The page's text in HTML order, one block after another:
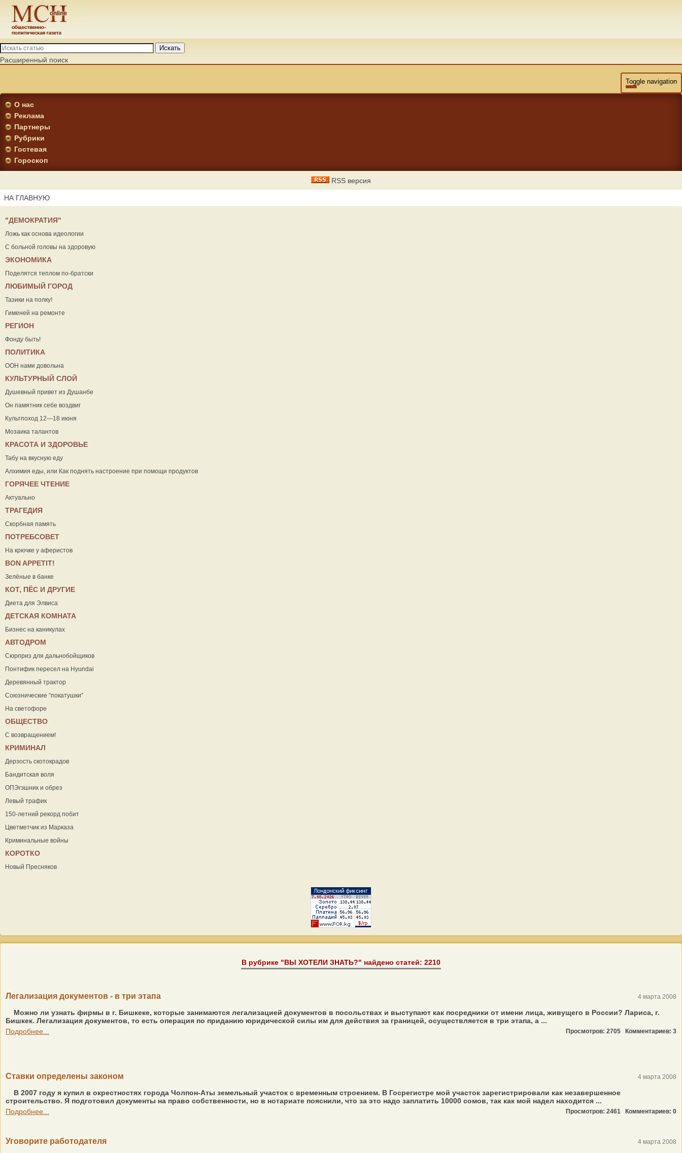
Искать
Расширенный поиск
Toggle navigation
О нас
Реклама
Партнеры
Рубрики
Гостевая
Гороскоп
RSS версия
НА ГЛАВНУЮ
"ДЕМОКРАТИЯ"
Ложь как основа идеологии
С больной головы на здоровую
ЭКОНОМИКА
Поделятся теплом по-братски
ЛЮБИМЫЙ ГОРОД
Тазики на полку!
Гименей на ремонте
РЕГИОН
Фонду быть!
ПОЛИТИКА
ООН нами довольна
КУЛЬТУРНЫЙ СЛОЙ
Душевный привет из Душанбе
Он памятник себе воздвиг
Культпоход 12—18 июня
Мозаика талантов
КРАСОТА И ЗДОРОВЬЕ
Табу на вкусную еду
Алхимия еды, или Как поднять настроение при помощи продуктов
ГОРЯЧЕЕ ЧТЕНИЕ
Актуально
ТРАГЕДИЯ
Скорбная память
ПОТРЕБСОВЕТ
На крючке у аферистов
ВON APPETIT!
Зелёные в банке
КОТ, ПЁС И ДРУГИЕ
Диета для Элвиса
ДЕТСКАЯ КОМНАТА
Бизнес на каникулах
АВТОДРОМ
Сюрприз для дальнобойщиков
Понтифик пересел на Hyundai
Деревянный трактор
Союзнические “покатушки”
На светофоре
ОБЩЕСТВО
С возвращением!
КРИМИНАЛ
Дерзость скотокрадов
Бандитская воля
ОПЭгэшник и обрез
Левый трафик
150-летний рекорд побит
Цветметчик из Марказа
Криминальные войны
КОРОТКО
Новый Пресняков
В рубрике "ВЫ ХОТЕЛИ ЗНАТЬ?" найдено статей: 2210
Легализация документов - в три этапа 4 марта 2008
Можно ли узнать фирмы в г. Бишкеке, которые занимаются легализацией документов в посольствах и выступают как посредники от имени лица, живущего в России? Лариса, г.
Бишкек. Легализация документов, то есть операция по приданию юридической силы им для действия за границей, осуществляется в три этапа, а ...
Подробнее...
Просмотров: 2705 Комментариев: 3
Ставки определены законом 4 марта 2008
В 2007 году я купил в окрестностях города Чолпон-Аты земельный участок с временным строением. В Госрегистре мой участок зарегистрировали как незавершенное
строительство. Я подготовил документы на право собственности, но в нотариате пояснили, что за это надо заплатить 10000 сомов, так как мой надел находится ...
Подробнее...
Просмотров: 2461 Комментариев: 0
Уговорите работодателя 4 марта 2008